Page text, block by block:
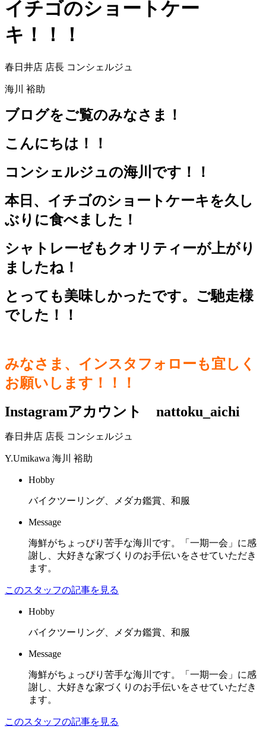
イチゴのショートケー
キ！！！
春日井店 店長 コンシェルジュ
海川 裕助
ブログをご覧のみなさま！
こんにちは！！
コンシェルジュの海川です！！
本日、イチゴのショートケーキを久し
ぶりに食べました！
シャトレーゼもクオリティーが上がり
ましたね！
とっても美味しかったです。ご馳走様
でした！！
みなさま、インスタフォローも宜しく
お願いします！！！
Instagramアカウント nattoku_aichi
春日井店 店長 コンシェルジュ
Y.Umikawa 海川 裕助
Hobby
バイクツーリング、メダカ鑑賞、和服
Message
海鮮がちょっぴり苦手な海川です。「一期一会」に感
謝し、大好きな家づくりのお手伝いをさせていただき
ます。
このスタッフの記事を見る
Hobby
バイクツーリング、メダカ鑑賞、和服
Message
海鮮がちょっぴり苦手な海川です。「一期一会」に感
謝し、大好きな家づくりのお手伝いをさせていただき
ます。
このスタッフの記事を見る